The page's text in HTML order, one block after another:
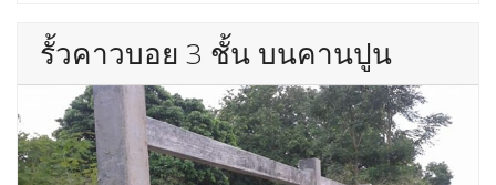
รั้วคาวบอย 3 ชั้น บนคานปูน